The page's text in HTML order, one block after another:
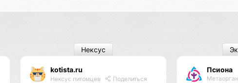
kotista.ru
Нексус питомцев Поделиться
Нексус
Псиона